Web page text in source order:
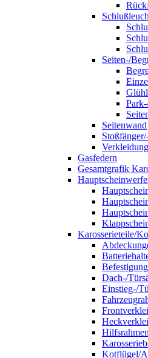
Seiten-/
Seitenwand
Verkleidung
Gasfedern
Gesamtgrafik
Karosserieteile/
Dach-/
Einstieg-/
Kotflügel/